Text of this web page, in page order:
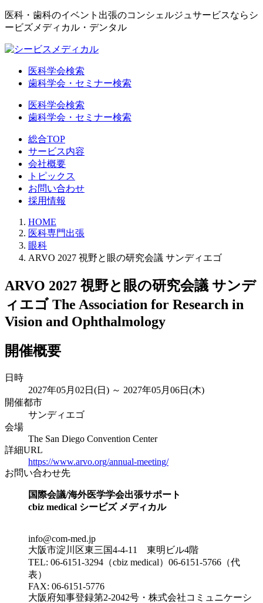
医科・歯科のイベント出張のコンシェルジュサービスならシ
ービズメディカル・デンタル
医科学会検索
歯科学会・セミナー検索
医科学会検索
歯科学会・セミナー検索
総合TOP
サービス内容
会社概要
トピックス
お問い合わせ
採用情報
HOME
医科専門出張
眼科
ARVO 2027 視野と眼の研究会議 サンディエゴ
ARVO 2027 視野と眼の研究会議 サンデ
ィエゴ The Association for Research in
Vision and Ophthalmology
開催概要
日時
2027年05月02日(日) ～ 2027年05月06日(木)
開催都市
サンディエゴ
会場
The San Diego Convention Center
詳細URL
https://www.arvo.org/annual-meeting/
お問い合わせ先
国際会議/海外医学学会出張サポート
cbiz medical シービズ メディカル
info@com-med.jp
大阪市淀川区東三国4-4-11 東明ビル4階
TEL: 06-6151-3294（cbiz medical）06-6151-5766（代
表）
FAX: 06-6151-5776
大阪府知事登録第2-2042号・株式会社コミュニケーシ